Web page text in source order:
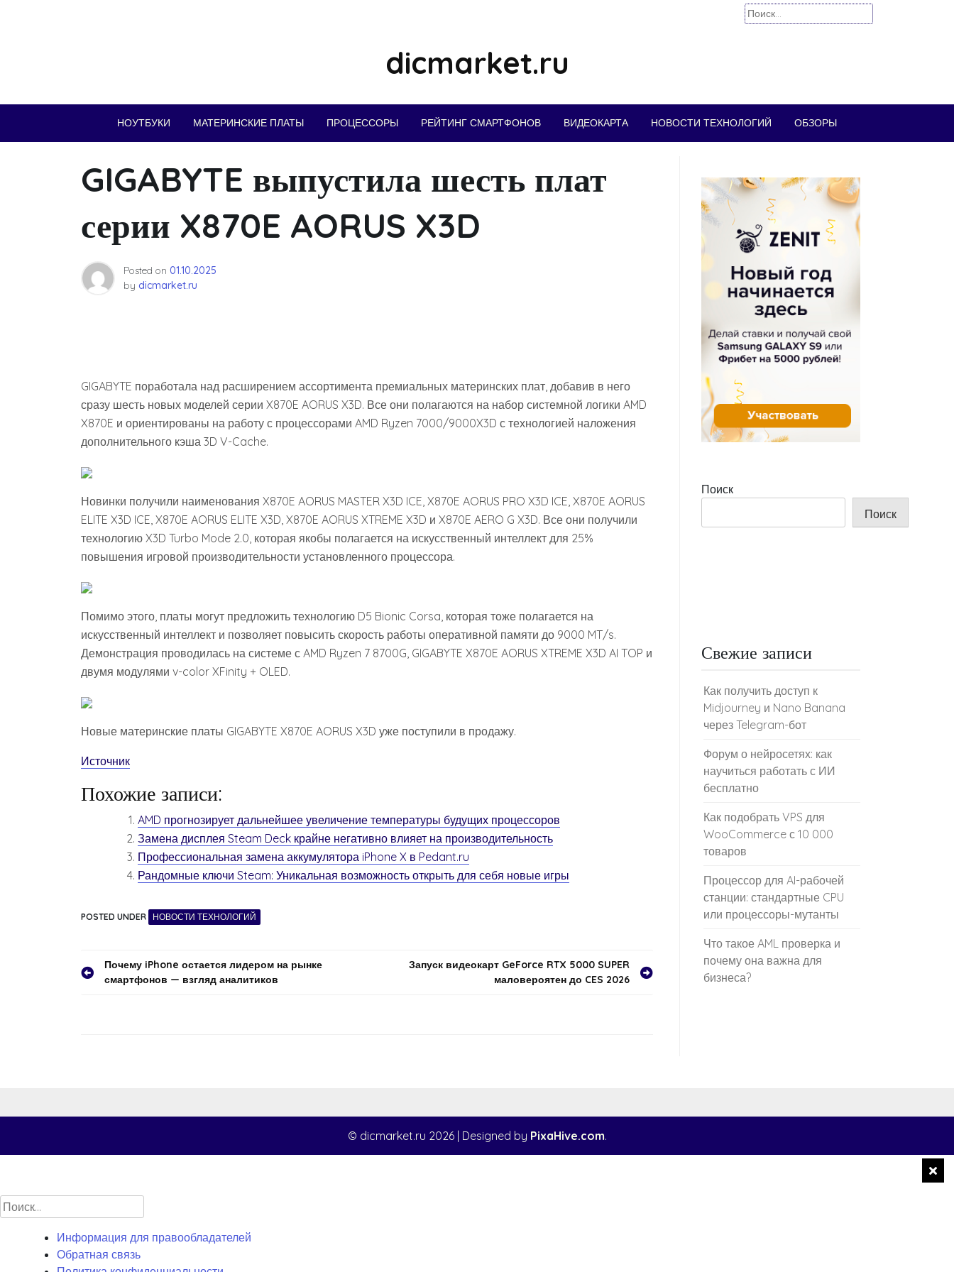
Найти:
dicmarket.ru
НОУТБУКИ МАТЕРИНСКИЕ ПЛАТЫ ПРОЦЕССОРЫ РЕЙТИНГ СМАРТФОНОВ ВИДЕОКАРТА НОВОСТИ ТЕХНОЛОГИЙ ОБЗОРЫ
GIGABYTE выпустила шесть плат
серии X870E AORUS X3D
Posted on 01.10.2025
by dicmarket.ru
GIGABYTE поработала над расширением ассортимента премиальных материнских плат, добавив в него
сразу шесть новых моделей серии X870E AORUS X3D. Все они полагаются на набор системной логики AMD
X870E и ориентированы на работу с процессорами AMD Ryzen 7000/9000X3D с технологией наложения
дополнительного кэша 3D V-Cache.
Новинки получили наименования X870E AORUS MASTER X3D ICE, X870E AORUS PRO X3D ICE, X870E AORUS
ELITE X3D ICE, X870E AORUS ELITE X3D, X870E AORUS XTREME X3D и X870E AERO G X3D. Все они получили
технологию X3D Turbo Mode 2.0, которая якобы полагается на искусственный интеллект для 25%
повышения игровой производительности установленного процессора.
Помимо этого, платы могут предложить технологию D5 Bionic Corsa, которая тоже полагается на
искусственный интеллект и позволяет повысить скорость работы оперативной памяти до 9000 MT/s.
Демонстрация проводилась на системе с AMD Ryzen 7 8700G, GIGABYTE X870E AORUS XTREME X3D AI TOP и
двумя модулями v-color XFinity + OLED.
Новые материнские платы GIGABYTE X870E AORUS X3D уже поступили в продажу.
Источник
Похожие записи:
AMD прогнозирует дальнейшее увеличение температуры будущих процессоров
Замена дисплея Steam Deck крайне негативно влияет на производительность
Профессиональная замена аккумулятора iPhone X в Pedant.ru
Рандомные ключи Steam: Уникальная возможность открыть для себя новые игры
POSTED UNDER НОВОСТИ ТЕХНОЛОГИЙ
Навигация
Почему iPhone остается лидером на рынке
смартфонов — взгляд аналитиков
Запуск видеокарт GeForce RTX 5000 SUPER
маловероятен до CES 2026
Поиск
Поиск
Свежие записи
Как получить доступ к
Midjourney и Nano Banana
через Telegram-бот
Форум о нейросетях: как
научиться работать с ИИ
бесплатно
Как подобрать VPS для
WooCommerce с 10 000
товаров
Процессор для AI-рабочей
станции: стандартные CPU
или процессоры-мутанты
Что такое AML проверка и
почему она важна для
бизнеса?
© dicmarket.ru 2026 Designed by PixaHive.com.
Найти:
Информация для правообладателей
Обратная связь